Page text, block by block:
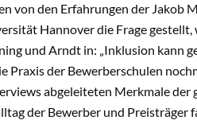
von den Erfahrungen der
Hannover die Frage
und Arndt in: „Inklusion kann
der Bewerberschulen
abgeleiteten Merkmale
der Bewerber und Preisträger